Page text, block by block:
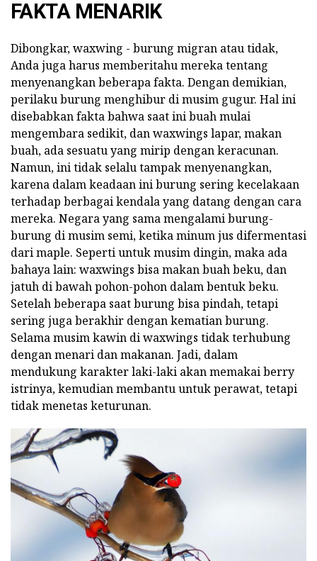
FAKTA MENARIK
Dibongkar, waxwing - burung migran atau tidak,
Anda juga harus memberitahu mereka tentang
menyenangkan beberapa fakta. Dengan demikian,
perilaku burung menghibur di musim gugur. Hal ini
disebabkan fakta bahwa saat ini buah mulai
mengembara sedikit, dan waxwings lapar, makan
buah, ada sesuatu yang mirip dengan keracunan.
Namun, ini tidak selalu tampak menyenangkan,
karena dalam keadaan ini burung sering kecelakaan
terhadap berbagai kendala yang datang dengan cara
mereka. Negara yang sama mengalami burung-
burung di musim semi, ketika minum jus difermentasi
dari maple. Seperti untuk musim dingin, maka ada
bahaya lain: waxwings bisa makan buah beku, dan
jatuh di bawah pohon-pohon dalam bentuk beku.
Setelah beberapa saat burung bisa pindah, tetapi
sering juga berakhir dengan kematian burung.
Selama musim kawin di waxwings tidak terhubung
dengan menari dan makanan. Jadi, dalam
mendukung karakter laki-laki akan memakai berry
istrinya, kemudian membantu untuk perawat, tetapi
tidak menetas keturunan.